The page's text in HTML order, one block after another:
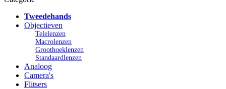
Tweedehands
Analoog
Camera's
Objectieven
Telelenzen
Macrolenzen
Groothoeklenzen
Standaardlenzen
Flitsers